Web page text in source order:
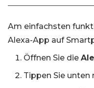
Am einfachsten
Alexa-App auf
Öffnen Sie die
Tippen Sie unten